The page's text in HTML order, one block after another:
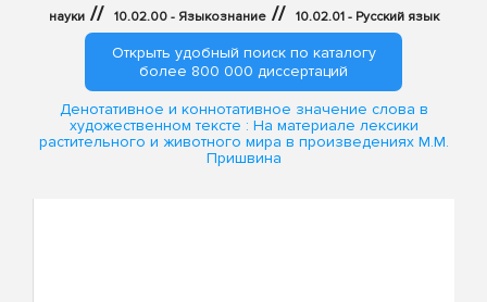
науки // 10.02.00 - Языкознание // 10.02.01 - Русский язык
Открыть удобный поиск по каталогу
более 800 000 диссертаций
Денотативное и коннотативное значение слова в
художественном тексте : На материале лексики
растительного и животного мира в произведениях М.М.
Пришвина